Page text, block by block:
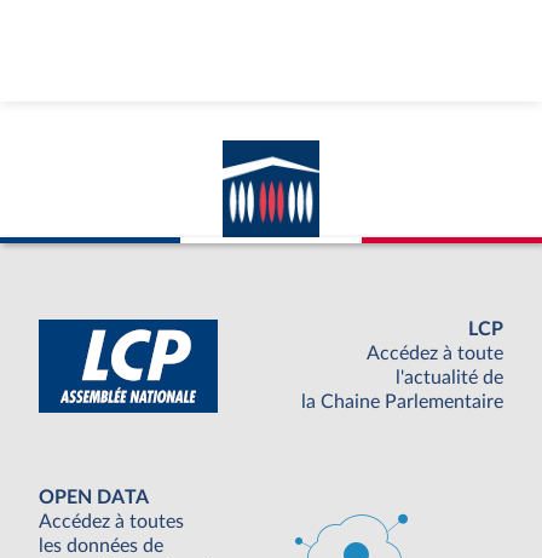
LCP
Accédez à toute
l'actualité de
la Chaine Parlementaire
OPEN DATA
Accédez à toutes
les données de